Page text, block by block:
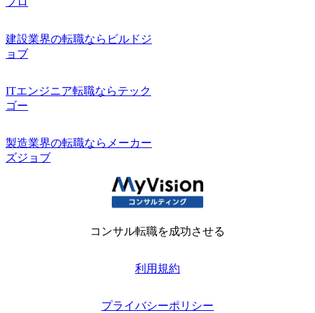
建設業界の転職ならビルドジ
ョブ
ITエンジニア転職ならテック
ゴー
製造業界の転職ならメーカー
ズジョブ
コンサル転職を成功させる
利用規約
プライバシーポリシー